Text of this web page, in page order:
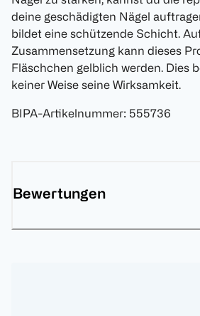
deine geschädigten Nägel
bildet eine schützende Schicht.
Zusammensetzung kann dieses
Fläschchen gelblich werden. Dies
keiner Weise seine Wirksamkeit.
BIPA-Artikelnummer: 555736
Bewertungen